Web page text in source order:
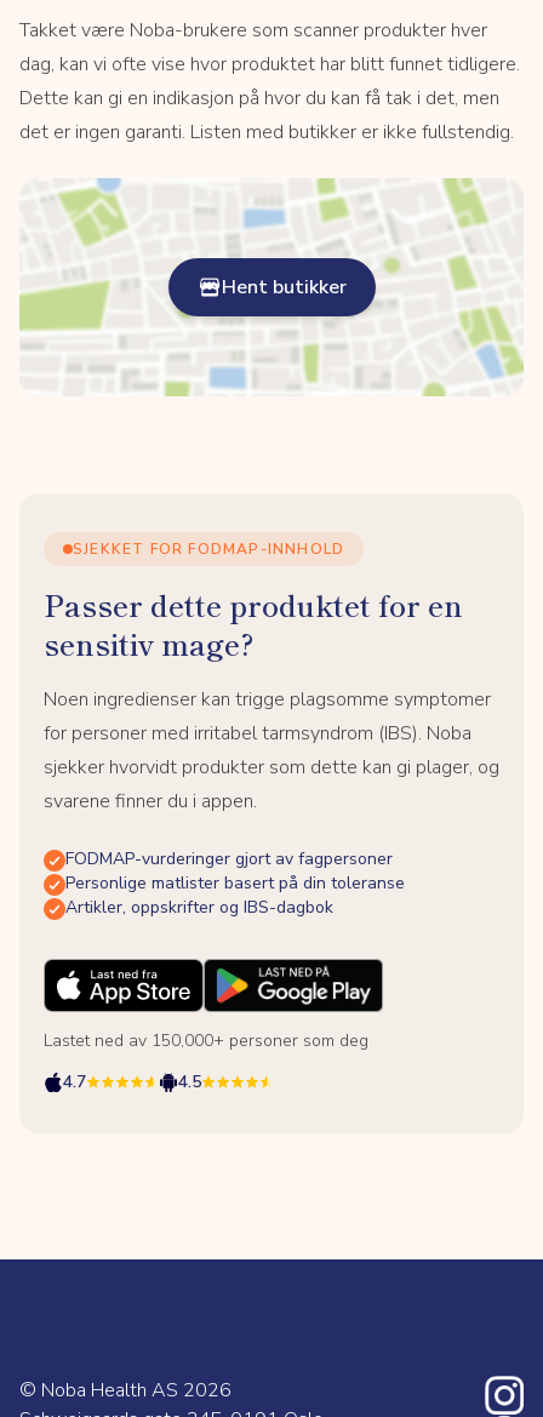
Takket være Noba-brukere som scanner produkter hver
dag, kan vi ofte vise hvor produktet har blitt funnet tidligere.
Dette kan gi en indikasjon på hvor du kan få tak i det, men
det er ingen garanti. Listen med butikker er ikke fullstendig.
Hent butikker
SJEKKET FOR FODMAP-INNHOLD
Passer dette produktet for en
sensitiv mage?
Noen ingredienser kan trigge plagsomme symptomer
for personer med irritabel tarmsyndrom (IBS). Noba
sjekker hvorvidt produkter som dette kan gi plager, og
svarene finner du i appen.
FODMAP-vurderinger gjort av fagpersoner
Personlige matlister basert på din toleranse
Artikler, oppskrifter og IBS-dagbok
Lastet ned av 150,000+ personer som deg
4.7
4.5
© Noba Health AS 2026